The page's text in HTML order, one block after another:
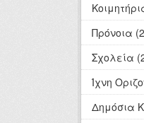
Πρόνοια
Σχολεία
Ίχνη
Δημόσια